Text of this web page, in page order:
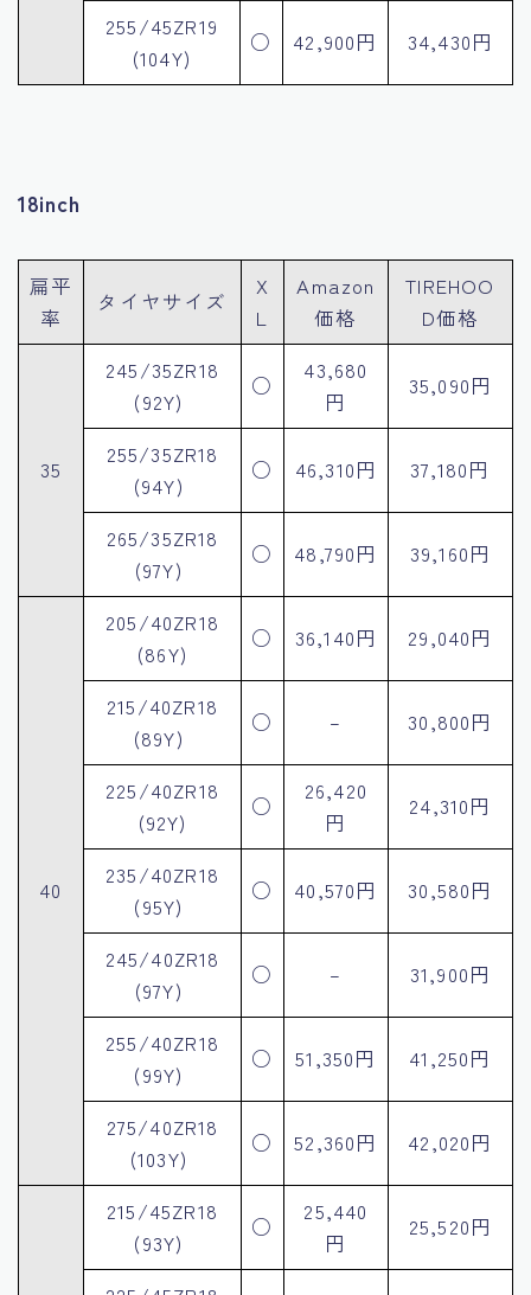
255/45ZR19
(104Y)
○ 42,900円 34,430円
18inch
扁平
率
タイヤサイズ
X
L
Amazon
価格
TIREHOO
D価格
35
245/35ZR18
(92Y)
○
43,680
円
35,090円
255/35ZR18
(94Y)
○ 46,310円 37,180円
265/35ZR18
(97Y)
○ 48,790円 39,160円
40
205/40ZR18
(86Y)
○ 36,140円 29,040円
215/40ZR18
(89Y)
○ – 30,800円
225/40ZR18
(92Y)
○
26,420
円
24,310円
235/40ZR18
(95Y)
○ 40,570円 30,580円
245/40ZR18
(97Y)
○ – 31,900円
255/40ZR18
(99Y)
○ 51,350円 41,250円
275/40ZR18
(103Y)
○ 52,360円 42,020円
215/45ZR18
(93Y)
○
25,440
円
25,520円